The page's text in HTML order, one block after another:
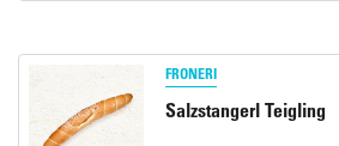
FRONERI
Salzstangerl Teigling